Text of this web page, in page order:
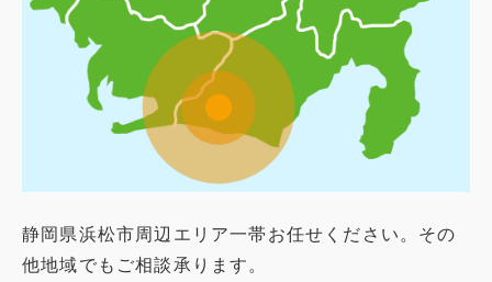
静岡県浜松市周辺エリア一帯お任せください。その
他地域でもご相談承ります。